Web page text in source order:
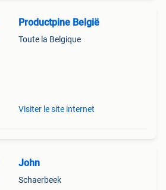
Productpine België
Toute la Belgique
Visiter le site internet
John
Schaerbeek